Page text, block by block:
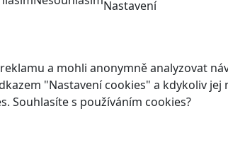
Nastavení
a mohli anonymně analyzovat
"Nastavení cookies" a kdykoliv
Souhlasíte s používáním cookies?